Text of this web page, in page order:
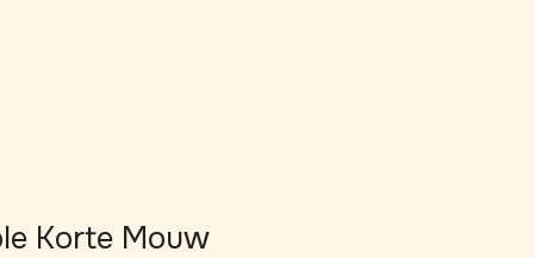
Korte Mouw